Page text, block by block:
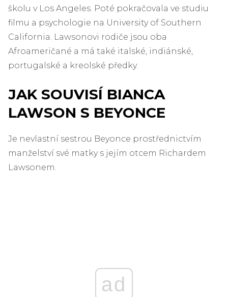
školu v Los Angeles. Poté pokračovala ve studiu
filmu a psychologie na University of Southern
California. Lawsonovi rodiče jsou oba
Afroameričané a má také italské, indiánské,
portugalské a kreolské předky.
JAK SOUVISÍ BIANCA
LAWSON S BEYONCE
Je nevlastní sestrou Beyonce prostřednictvím
manželství své matky s jejím otcem Richardem
Lawsonem.
ad